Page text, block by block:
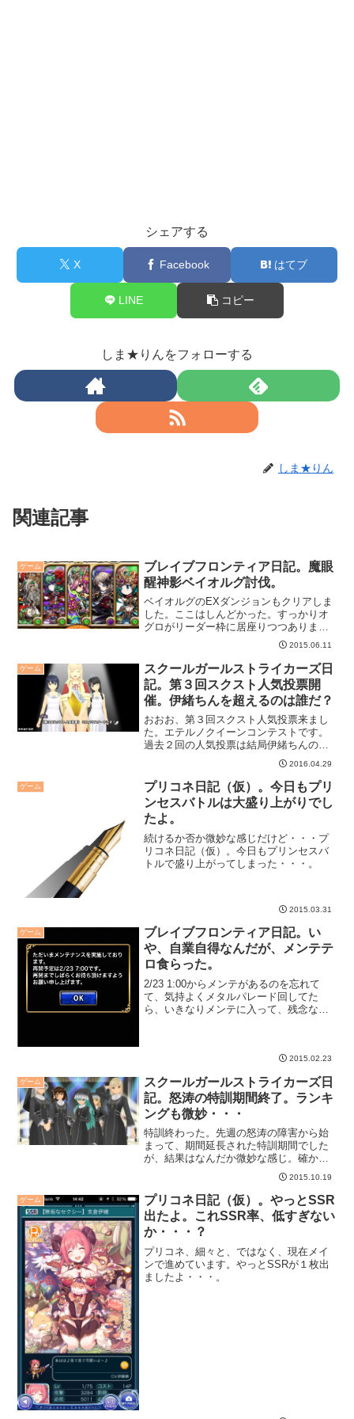
シェアする
X Facebook はてブ
LINE コピー
しま★りんをフォローする
しま★りん
関連記事
ゲーム
ブレイブフロンティア日記。魔眼
醒神影ベイオルグ討伐。
ベイオルグのEXダンジョンもクリアしま
した。ここはしんどかった。すっかりオ
グロがリーダー枠に居座りつつありま
2015.06.11
ゲーム
スクールガールストライカーズ日
記。第３回スクスト人気投票開
催。伊緒ちんを超えるのは誰だ？
おおお、第３回スクスト人気投票来まし
た。エテルノクイーンコンテストです。
過去２回の人気投票は結局伊緒ちんの圧
勝になってしまったため、今回は多少？
2016.04.29
ゲーム
プリコネ日記（仮）。今日もプリ
ンセスバトルは大盛り上がりでし
たよ。
続けるか否か微妙な感じだけど・・・プ
リコネ日記（仮）。今日もプリンセスバ
トルで盛り上がってしまった・・・。
2015.03.31
ゲーム
ブレイブフロンティア日記。い
や、自業自得なんだが、メンテテ
ロ食らった。
2/23 1:00からメンテがあるのを忘れて
て、気持よくメタルパレード回してた
ら、いきなりメンテに入って、残念な思
2015.02.23
ゲーム
スクールガールストライカーズ日
記。怒涛の特訓期間終了。ランキ
ングも微妙・・・
特訓終わった。先週の怒涛の障害から始
まって、期間延長された特訓期間でした
が、結果はなんだか微妙な感じ。確かに
ランキングは悪くないんですがね。2015.10.19
ゲーム
プリコネ日記（仮）。やっとSSR
出たよ。これSSR率、低すぎない
か・・・？
プリコネ、細々と、ではなく、現在メイ
ンで進めています。やっとSSRが１枚出
ましたよ・・・。